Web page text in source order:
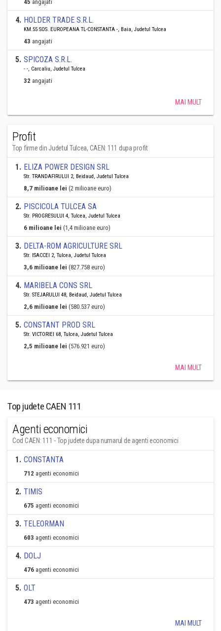
45 angajati
4. HOLDER TRADE S.R.L.
KM.55 SOS. EUROPEANA TL-CONSTANTA -, Baia, Judetul Tulcea
43 angajati
5. SPICOZA S.R.L.
- -, Carcaliu, Judetul Tulcea
32 angajati
MAI MULT
Profit
Top firme din Judetul Tulcea, CAEN: 111 dupa profit
1. ELIZA POWER DESIGN SRL
Str. TRANDAFIRULUI 2, Beidaud, Judetul Tulcea
8,7 milioane lei (2 milioane euro)
2. PISCICOLA TULCEA SA
Str. PROGRESULUI 4, Tulcea, Judetul Tulcea
6 milioane lei (1,4 milioane euro)
3. DELTA-ROM AGRICULTURE SRL
Str. ISACCEI 2, Tulcea, Judetul Tulcea
3,6 milioane lei (827.758 euro)
4. MARIBELA CONS SRL
Str. STEJARULUI 48, Beidaud, Judetul Tulcea
2,6 milioane lei (580.537 euro)
5. CONSTANT PROD SRL
Str. VICTORIEI 68, Tulcea, Judetul Tulcea
2,5 milioane lei (576.921 euro)
MAI MULT
Top judete CAEN 111
Agenti economici
Cod CAEN: 111 - Top judete dupa numarul de agenti economici
1. CONSTANTA
712 agenti economici
2. TIMIS
675 agenti economici
3. TELEORMAN
603 agenti economici
4. DOLJ
476 agenti economici
5. OLT
473 agenti economici
MAI MULT